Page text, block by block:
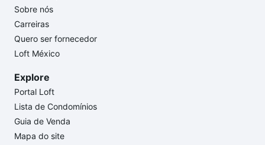
Sobre nós
Carreiras
Quero ser fornecedor
Loft México
Explore
Portal Loft
Lista de Condomínios
Guia de Venda
Mapa do site